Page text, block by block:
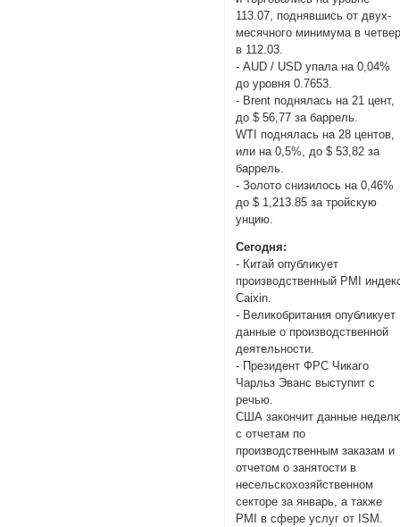
113.07, поднявшись от двух-
месячного минимума в
в 112.03.
- AUD / USD упала на 0,04%
до уровня 0.7653.
- Brent поднялась на 21 цент,
до $ 56,77 за баррель.
WTI поднялась на 28 центов,
или на 0,5%, до $ 53,82 за
баррель.
- Золото снизилось на 0,46%
до $ 1,213.85 за тройскую
унцию.
Сегодня:
- Китай опубликует
производственный PMI
Caixin.
- Великобритания опубликует
данные о производственной
деятельности.
- Президент ФРС Чикаго
Чарльз Эванс выступит с
речью.
США закончит данные
с отчетам по
производственным заказам и
отчетом о занятости в
несельскохозяйственном
секторе за январь, а также
PMI в сфере услуг от ISM.